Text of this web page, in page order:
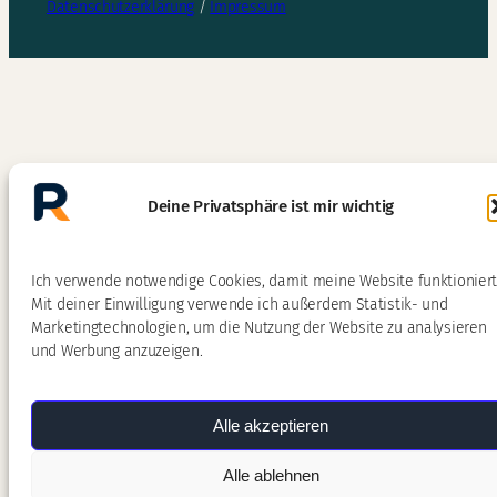
Deine Privatsphäre ist mir wichtig
Ich verwende notwendige Cookies, damit meine Website
Mit deiner Einwilligung verwende ich außerdem Statistik- und
Marketingtechnologien, um die Nutzung der Website zu analysieren
und Werbung anzuzeigen.
Alle akzeptieren
Alle ablehnen
Datenschutzerklärung / Impressum